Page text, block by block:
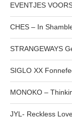
EVENTJES
CHES – In
STRANGEWAYS
SIGLO XX
MONOKO –
JYL- Reckless